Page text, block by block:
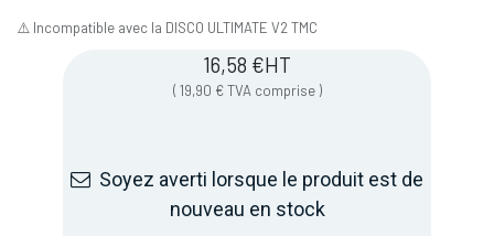
⚠️ Incompatible avec la DISCO ULTIMATE V2 TMC
16,58 €HT
( 19,90 € TVA comprise )
Soyez averti lorsque le produit est de
nouveau en stock